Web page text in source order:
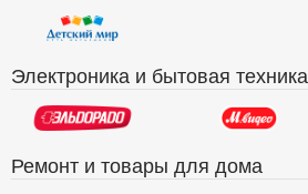
Электроника и бытовая техника
Ремонт и товары для дома